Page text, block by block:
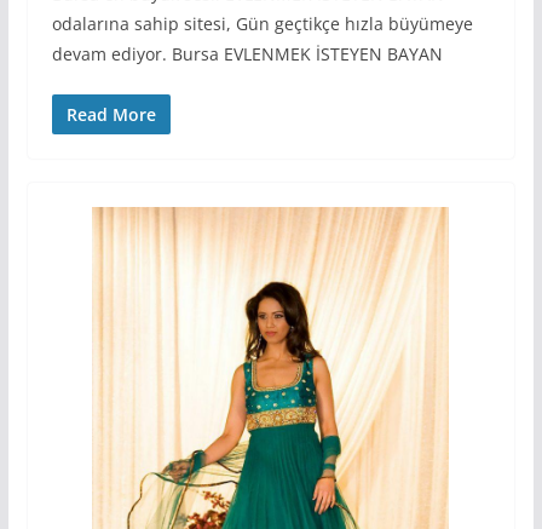
odalarına sahip sitesi, Gün geçtikçe hızla büyümeye
devam ediyor. Bursa EVLENMEK İSTEYEN BAYAN
Read More